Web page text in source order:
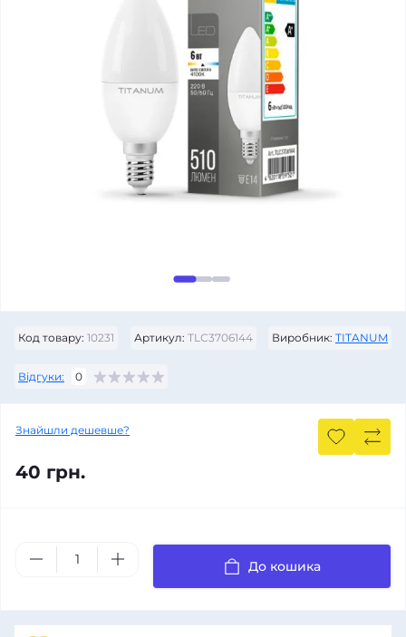
Код товару: 10231 Артикул: TLС3706144 Виробник: TITANUM
Відгуки: 0
Знайшли дешевше?
40 грн.
До кошика